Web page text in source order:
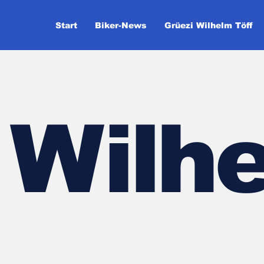
Start Biker-News Grüezi Wilhelm Töff